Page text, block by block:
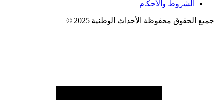
الشروط والأحكام
جميع الحقوق محفوظة الأحداث الوطنية 2025 ©